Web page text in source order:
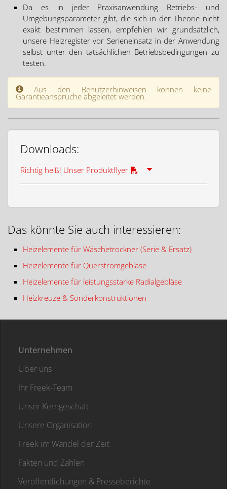
Da es in jeder Praxisanwendung Betriebs- und
Umgebungsparameter gibt, die sich in der Theorie nicht
exakt bestimmen lassen, empfehlen wir grundsätzlich,
unsere Heizregister vor Serieneinsatz in der Anwendung
selbst unter den tatsächlichen Betriebsbedingungen zu
testen.
Aus den Benutzerhinweisen können keine
Garantieansprüche abgeleitet werden.
Downloads:
Richtig heiß! Unser Produktflyer
Das könnte Sie auch interessieren:
Heizelemente für Wäschetrockner (Serie & Ersatz)
Heizelemente für Querstromgebläse
Heizelemente für leistungsstarke Radialgebläse
Heizkreuze & Sonderkonstruktionen
Unternehmen
Über uns
Ihr Freek-Team
Unser Kerngeschäft
Unsere Organisation
Freek im Wandel der Zeit
Fakten und Zahlen
Veröffentlichungen & Presseberichte